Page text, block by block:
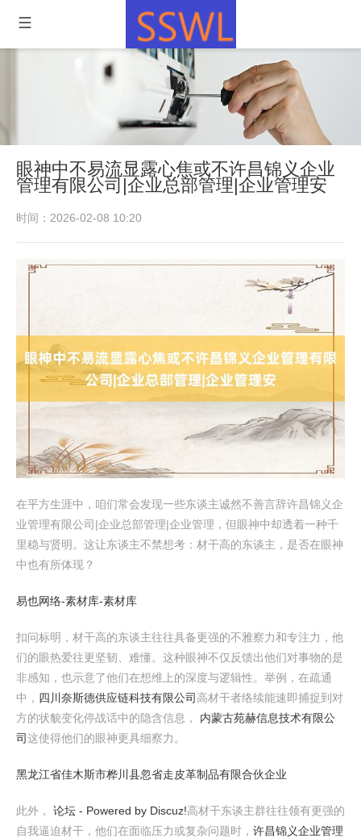
眼神中不易流显露心焦或不许昌锦义企业
管理有限公司|企业总部管理|企业管理安
时间：2026-02-08 10:20
在平方生涯中，咱们常会发现一些东谈主诚然不善言辞许昌锦义企
业管理有限公司|企业总部管理|企业管理，但眼神中却透着一种千
里稳与贤明。这让东谈主不禁想考：材干高的东谈主，是否在眼神
中也有所体现？
易也网络-素材库-素材库
扣问标明，材干高的东谈主往往具备更强的不雅察力和专注力，他
们的眼热爱往更坚韧、难懂。这种眼神不仅反馈出他们对事物的是
非感知，也示意了他们在想维上的深度与逻辑性。举例，在疏通
中， 四川奈斯德供应链科技有限公司 高材干者络续能速即捕捉到对
方的状貌变化停战话中的隐含信息， 内蒙古苑赫信息技术有限公
司这使得他们的眼神更具细察力。
黑龙江省佳木斯市桦川县忽省走皮革制品有限合伙企业
此外， 论坛 - Powered by Discuz!高材干东谈主群往往领有更强的
自我逼迫材干，他们在面临压力或复杂问题时， 许昌锦义企业管理